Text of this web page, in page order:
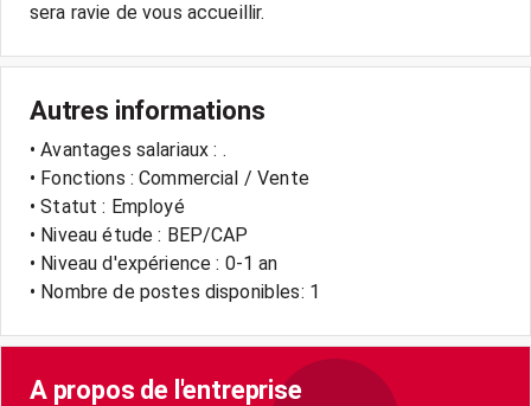
sera ravie de vous accueillir.
Autres informations
• Avantages salariaux : .
• Fonctions : Commercial / Vente
• Statut : Employé
• Niveau étude : BEP/CAP
• Niveau d'expérience : 0-1 an
• Nombre de postes disponibles: 1
A propos de l'entreprise